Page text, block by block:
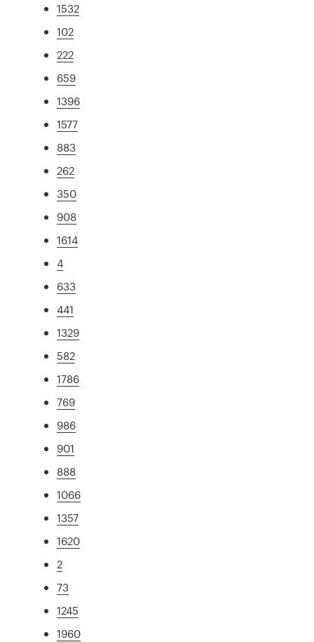
1532
102
222
659
1396
1577
883
262
350
908
1614
4
633
441
1329
582
1786
769
986
901
888
1066
1357
1620
2
73
1245
1960